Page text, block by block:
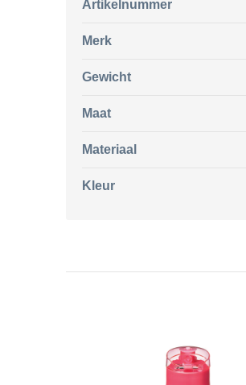
Artikelnummer
Merk
Gewicht
Maat
Materiaal
Kleur